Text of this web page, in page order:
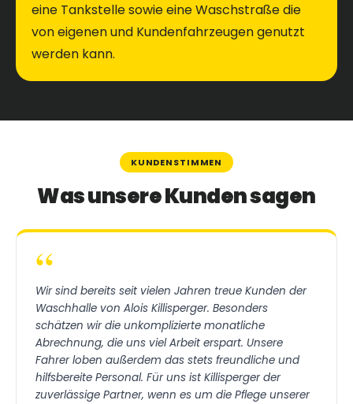
eine Tankstelle sowie eine Waschstraße die
von eigenen und Kundenfahrzeugen genutzt
werden kann.
KUNDENSTIMMEN
Was unsere Kunden sagen
“
Wir sind bereits seit vielen Jahren treue Kunden der
Waschhalle von Alois Killisperger. Besonders
schätzen wir die unkomplizierte monatliche
Abrechnung, die uns viel Arbeit erspart. Unsere
Fahrer loben außerdem das stets freundliche und
hilfsbereite Personal. Für uns ist Killisperger der
zuverlässige Partner, wenn es um die Pflege unserer